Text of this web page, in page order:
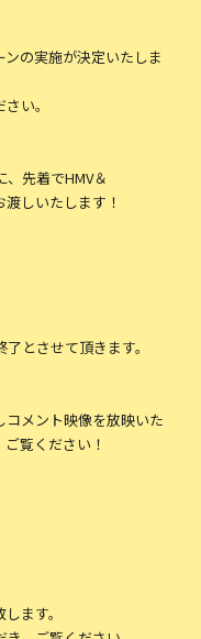
ンの実施が決定いたしま
い。
先着でHMV＆
しいたします！
とさせて頂きます。
メント映像を放映いた
覧ください！
ます。